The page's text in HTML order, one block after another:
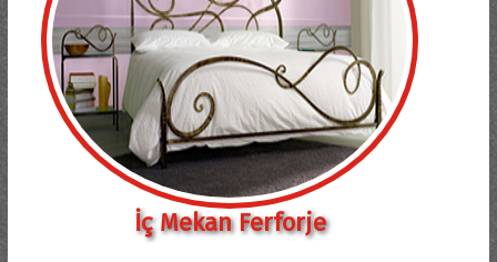
İç Mekan Ferforje